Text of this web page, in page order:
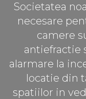
Societatea
necesare
camere
antiefractie
alarmare la
locatie din
spatiilor in